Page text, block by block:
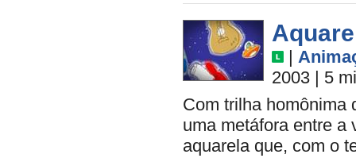
|
2003 | 5
Com trilha homônima
uma metáfora entre a
aquarela que, com o